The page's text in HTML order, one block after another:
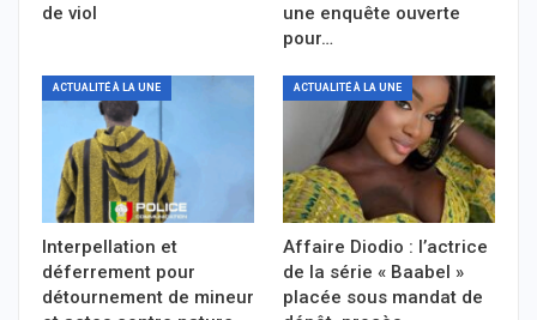
de viol
une enquête ouverte
pour…
ACTUALITÉ À LA UNE
Interpellation et
déferrement pour
détournement de mineur
ACTUALITÉ À LA UNE
Affaire Diodio : l’actrice
de la série « Baabel »
placée sous mandat de